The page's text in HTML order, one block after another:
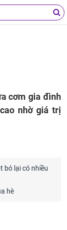
cơm gia đình
nhờ giá trị
bó lại có nhiều
hè